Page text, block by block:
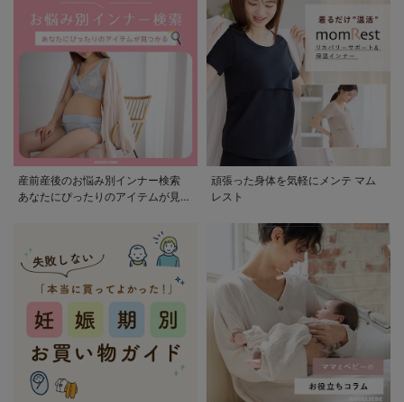
産前産後のお悩み別インナー検索
あなたにぴったりのアイテムが見つ
頑張った身体を気軽にメンテ マム
レスト